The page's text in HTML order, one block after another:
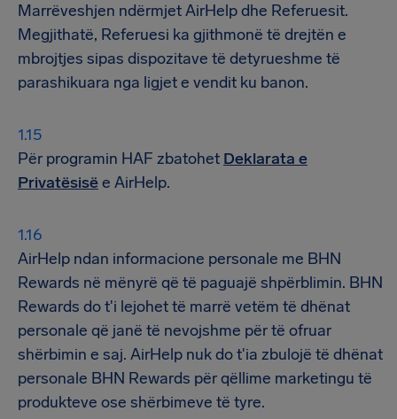
Marrëveshjen ndërmjet AirHelp dhe Referuesit.
Megjithatë, Referuesi ka gjithmonë të drejtën e
mbrojtjes sipas dispozitave të detyrueshme të
parashikuara nga ligjet e vendit ku banon.
Për programin HAF zbatohet Deklarata e
Privatësisëe AirHelp.
AirHelp ndan informacione personale me BHN
Rewards në mënyrë që të paguajë shpërblimin. BHN
Rewards do t'i lejohet të marrë vetëm të dhënat
personale që janë të nevojshme për të ofruar
shërbimin e saj. AirHelp nuk do t'ia zbulojë të dhënat
personale BHN Rewards për qëllime marketingu të
produkteve ose shërbimeve të tyre.